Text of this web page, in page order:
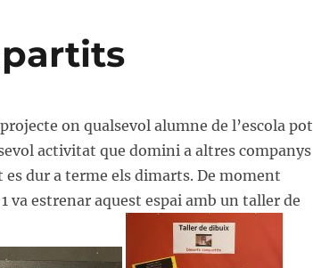
on qualsevol alumne de l’escola pot
activitat que domini a altres companys
es dur a terme els dimarts. De moment
va estrenar aquest espai amb un taller de